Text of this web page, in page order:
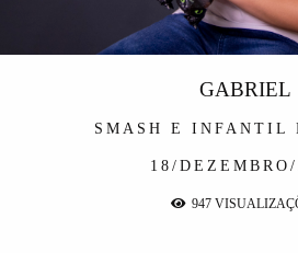
SMASH E INFANTIL
18/
GABRIEL
947